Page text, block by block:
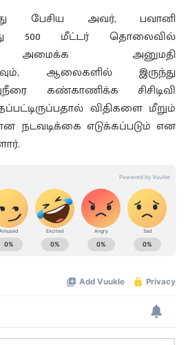
பேசிய அவர், பவானி
500 மீட்டர் தொலைவில்
அமைக்க அனுமதி
ஆலைகளில் இருந்து
கண்காணிக்க சிசிடிவி
விதிகளை மீறும்
நடவடிக்கை எடுக்கப்படும் என